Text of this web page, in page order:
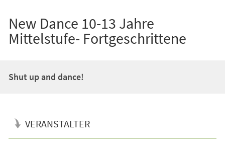
New Dance 10-13 Jahre
Mittelstufe- Fortgeschrittene
Shut up and dance!
VERANSTALTER